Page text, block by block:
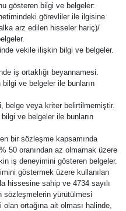
gösteren bilgi ve belgeler:
görevliler ile ilgisine
arz edilen hisseler hariç)/
vekile ilişkin bilgi ve belgeler.
iş ortaklığı beyannamesi.
ve belgeler ile bunların
belge veya kriter belirtilmemiştir.
ve belgeler ile bunların
bir sözleşme kapsamında
50 oranından az olmamak üzere
iş deneyimini gösteren belgeler.
göstermek üzere kullanılan
hissesine sahip ve 4734 sayılı
sözleşmelerin yürütülmesi
ortağına ait olması halinde,